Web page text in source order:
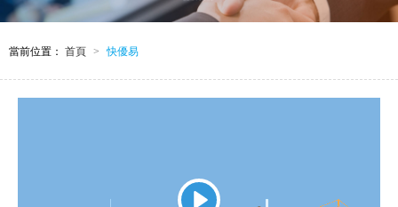
當前位置： 首頁 > 快優易